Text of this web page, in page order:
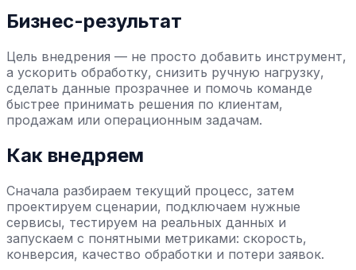
Бизнес-результат
Цель внедрения — не просто добавить инструмент,
а ускорить обработку, снизить ручную нагрузку,
сделать данные прозрачнее и помочь команде
быстрее принимать решения по клиентам,
продажам или операционным задачам.
Как внедряем
Сначала разбираем текущий процесс, затем
проектируем сценарии, подключаем нужные
сервисы, тестируем на реальных данных и
запускаем с понятными метриками: скорость,
конверсия, качество обработки и потери заявок.